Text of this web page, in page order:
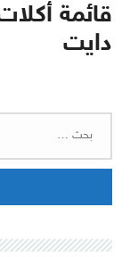
قائمة
دايت